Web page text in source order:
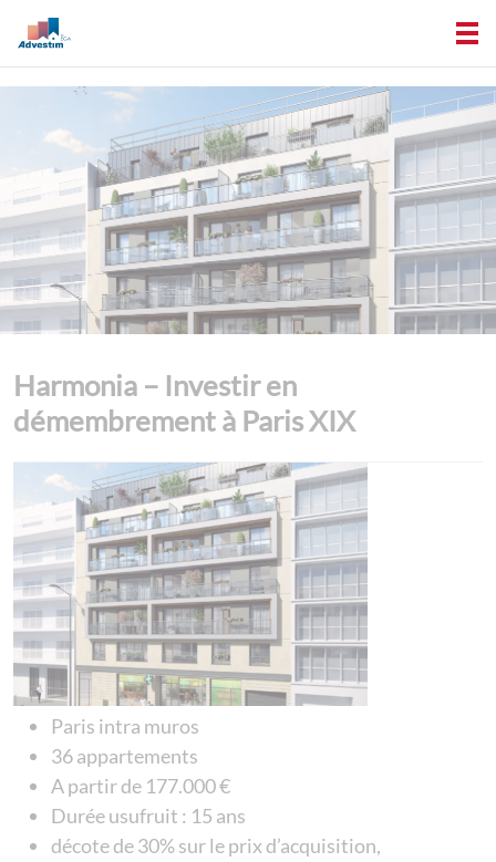
Harmonia – Investir en
démembrement à Paris XIX
Paris intra muros
36 appartements
A partir de 177.000 €
Durée usufruit : 15 ans
décote de 30% sur le prix d’acquisition,